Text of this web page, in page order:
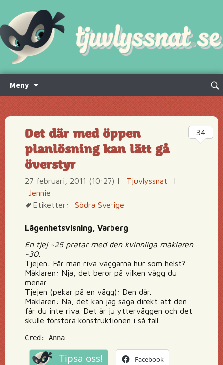
Meny
innehåll
Sök
Det där med öppen
planlösning kan lätt gå
överstyr
27 februari, 2011 (10:27) | Tjuvlyssnat
|
Jennie
Etiketter:
Södra Sverige
Lägenhetsvisning, Varberg
En tjej ~25 pratar med den kvinnliga mäklaren
~30.
Tjejen: Får man riva väggarna hur som helst?
Mäklaren: Nja, det beror på vilken vägg du
menar.
Tjejen (pekar på en vägg): Den där.
Mäklaren: Nä, det kan jag säga direkt att den
får du inte riva. Det är ju ytterväggen och det
skulle förstöra konstruktionen i så fall.
Cred: Anna
Tipsa oss! Facebook
34